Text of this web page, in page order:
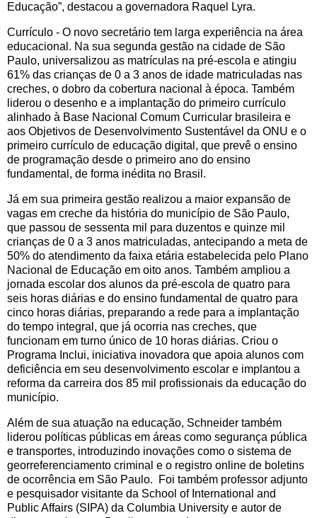
Educação”, destacou a governadora Raquel Lyra.
Currículo - O novo secretário tem larga experiência na área
educacional. Na sua segunda gestão na cidade de São
Paulo, universalizou as matrículas na pré-escola e atingiu
61% das crianças de 0 a 3 anos de idade matriculadas nas
creches, o dobro da cobertura nacional à época. Também
liderou o desenho e a implantação do primeiro currículo
alinhado à Base Nacional Comum Curricular brasileira e
aos Objetivos de Desenvolvimento Sustentável da ONU e o
primeiro currículo de educação digital, que prevê o ensino
de programação desde o primeiro ano do ensino
fundamental, de forma inédita no Brasil.
Já em sua primeira gestão realizou a maior expansão de
vagas em creche da história do município de São Paulo,
que passou de sessenta mil para duzentos e quinze mil
crianças de 0 a 3 anos matriculadas, antecipando a meta de
50% do atendimento da faixa etária estabelecida pelo Plano
Nacional de Educação em oito anos. Também ampliou a
jornada escolar dos alunos da pré-escola de quatro para
seis horas diárias e do ensino fundamental de quatro para
cinco horas diárias, preparando a rede para a implantação
do tempo integral, que já ocorria nas creches, que
funcionam em turno único de 10 horas diárias. Criou o
Programa Inclui, iniciativa inovadora que apoia alunos com
deficiência em seu desenvolvimento escolar e implantou a
reforma da carreira dos 85 mil profissionais da educação do
município.
Além de sua atuação na educação, Schneider também
liderou políticas públicas em áreas como segurança pública
e transportes, introduzindo inovações como o sistema de
georreferenciamento criminal e o registro online de boletins
de ocorrência em São Paulo. Foi também professor adjunto
e pesquisador visitante da School of International and
Public Affairs (SIPA) da Columbia University e autor de